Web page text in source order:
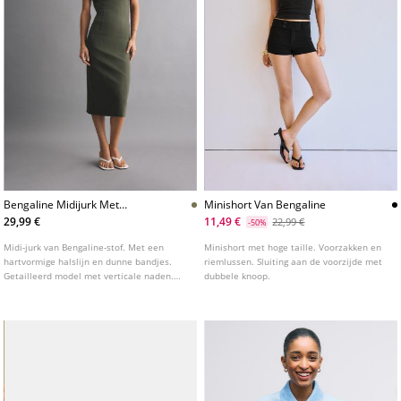
Bengaline Midijurk Met
Bandjes
29,99 €
Midi-jurk van Bengaline-stof. Met een
hartvormige halslijn en dunne bandjes.
Getailleerd model met verticale naden.
Minishort Van Bengaline
11,49 €
-50% 22,99 €
Minishort met hoge taille. Voorzakken en
riemlussen. Sluiting aan de voorzijde met
dubbele knoop.